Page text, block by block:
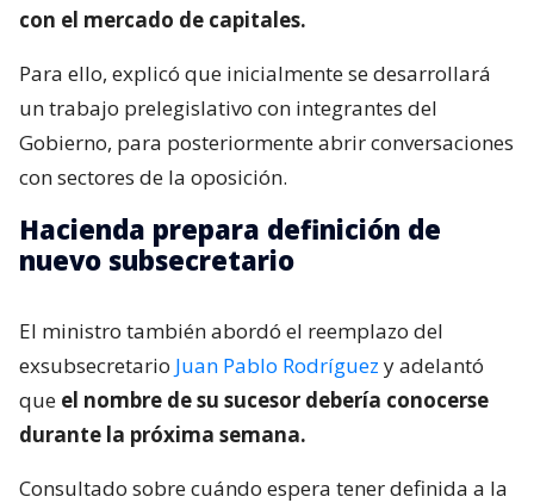
con el mercado de capitales.
Para ello, explicó que inicialmente se desarrollará
un trabajo prelegislativo con integrantes del
Gobierno, para posteriormente abrir conversaciones
con sectores de la oposición.
Hacienda prepara definición de
nuevo subsecretario
El ministro también abordó el reemplazo del
exsubsecretario Juan Pablo Rodríguez y adelantó
que el nombre de su sucesor debería conocerse
durante la próxima semana.
Consultado sobre cuándo espera tener definida a la